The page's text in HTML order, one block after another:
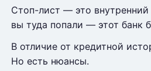
Стоп-лист — это внутренний
вы туда попали — этот банк
В отличие от кредитной
Но есть нюансы.